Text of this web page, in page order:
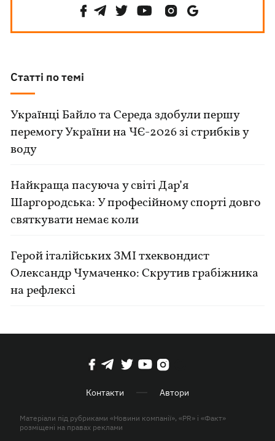
Статті по темі
Українці Байло та Середа здобули першу
перемогу України на ЧЄ-2026 зі стрибків у
воду
Найкраща пасуюча у світі Дар’я
Шаргородська: У професійному спорті довго
святкувати немає коли
Герой італійських ЗМІ тхеквондист
Олександр Чумаченко: Скрутив грабіжника
на рефлексі
Контакти Автори
Матеріали під рубриками «Новини компанії», «PR» і «Факт»
розміщені на правах реклами